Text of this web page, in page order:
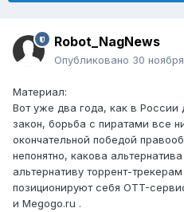
Robot_NagNews
Опубликовано 30
Материал:
Вот уже два года, как в России
закон, борьба с пиратами все
окончательной победой
непонятно, какова
альтернативу торрент-
позиционируют себя OTT-
и Megogo.ru .